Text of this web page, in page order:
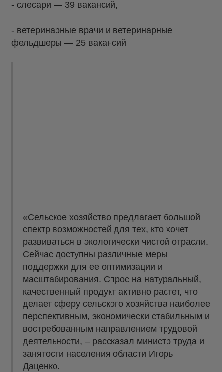
- слесари — 39 вакансий,
- ветеринарные врачи и ветеринарные
фельдшеры — 25 вакансий
«Сельское хозяйство предлагает большой
спектр возможностей для тех, кто хочет
развиваться в экологически чистой отрасли.
Сейчас доступны различные меры
поддержки для ее оптимизации и
масштабирования. Спрос на натуральный,
качественный продукт активно растет, что
делает сферу сельского хозяйства наиболее
перспективным, экономически стабильным и
востребованным направлением трудовой
деятельности, – рассказал министр труда и
занятости населения области Игорь
Даценко.